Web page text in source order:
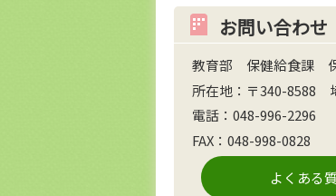
お問い合わせ
教育部 保健給食課
所在地：〒340-8588
電話：048-996-2296
FAX：048-998-0828
よくある